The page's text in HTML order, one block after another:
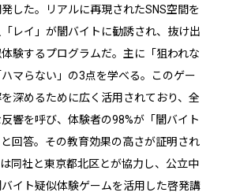
した。リアルに再現されたSNS空間を
レイ」が闇バイトに勧誘され、抜け出
験するプログラムだ。主に「狙われな
マらない」の3点を学べる。このゲー
深めるために広く活用されており、全
響を呼び、体験者の98%が「闇バイト
回答。その教育効果の高さが証明され
同社と東京都北区とが協力し、公立中
イト疑似体験ゲームを活用した啓発講